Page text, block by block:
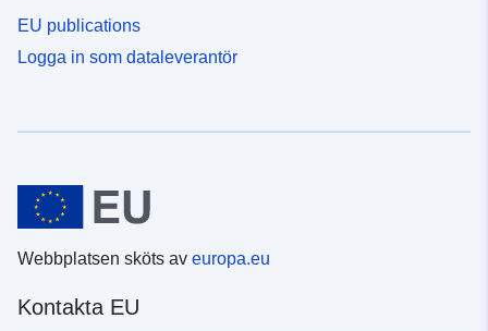
EU publications
Logga in som dataleverantör
Webbplatsen sköts av europa.eu
Kontakta EU